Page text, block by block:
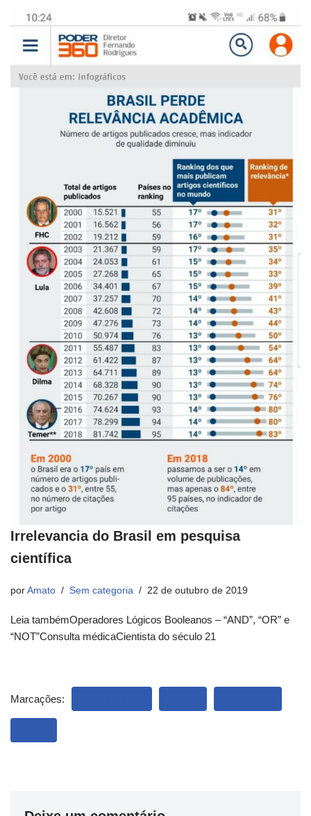
Irrelevancia do Brasil em pesquisa
científica
por Amato Sem categoria 22 de outubro de 2019
Leia tambémOperadores Lógicos Booleanos – “AND”, “OR” e
“NOT”Consulta médicaCientista do século 21
Marcações: